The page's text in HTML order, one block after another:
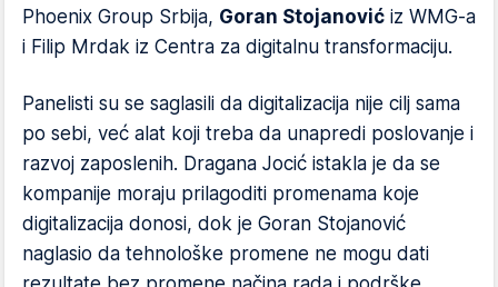
Phoenix Group Srbija, Goran Stojanović iz WMG-a
i Filip Mrdak iz Centra za digitalnu transformaciju.
Panelisti su se saglasili da digitalizacija nije cilj sama
po sebi, već alat koji treba da unapredi poslovanje i
razvoj zaposlenih. Dragana Jocić istakla je da se
kompanije moraju prilagoditi promenama koje
digitalizacija donosi, dok je Goran Stojanović
naglasio da tehnološke promene ne mogu dati